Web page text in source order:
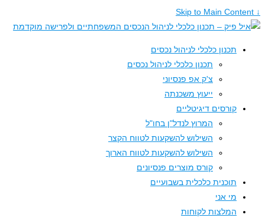
תכנון כלכלי לניהול נכסים
תכנון כלכלי לניהול נכסים
צ'ק אפ פנסיוני
ייעוץ משכנתה
קורסים דיגיטליים
המרוץ לנדל"ן בחו"ל
השילוש להשקעות לטווח הקצר
השילוש להשקעות לטווח הארוך
קורס מוצרים פנסיונים
תוכנית כלכלית בשבועיים
מי אני
המלצות לקוחות